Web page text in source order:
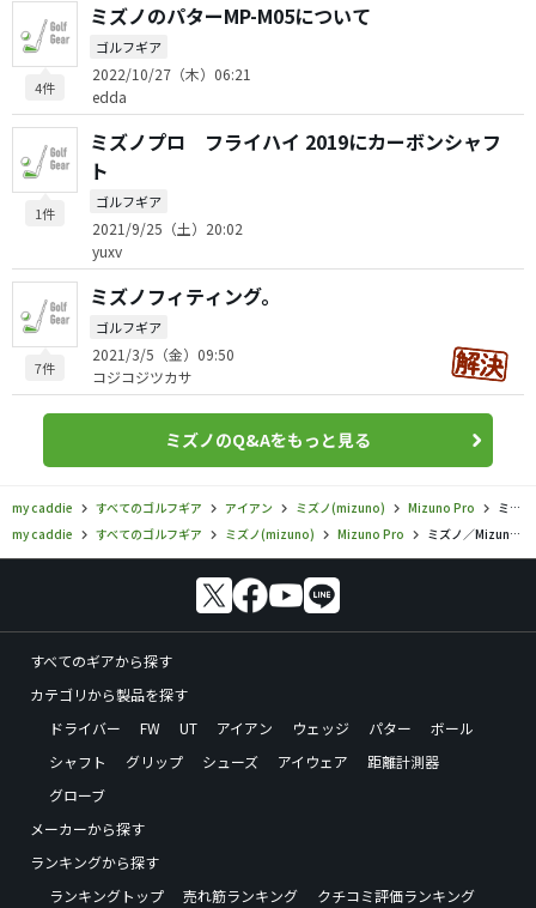
4件
ミズノのパターMP-M05について
ゴルフギア
2022/10/27（木）06:21
edda
1件
ミズノプロ フライハイ 2019にカーボンシャフ
ト
ゴルフギア
2021/9/25（土）20:02
yuxv
7件
ミズノフィティング。
ゴルフギア
2021/3/5（金）09:50
コジコジツカサ
ミズノのQ&Aをもっと見る
my caddie すべてのゴルフギア アイアン ミズノ(mizuno) Mizuno Pro
ミズノ／Mizuno Pro／ミズノ プロ M-15 グレーIP仕上げの口コミ評価
my caddie
すべてのゴルフギア ミズノ(mizuno) Mizuno Pro ミズノ／Mizuno Pro／ミズノ プロ M-15 グレーIP仕上げの口コミ評価
すべてのギアから探す
カテゴリから製品を探す
ドライバー
FW UT アイアン ウェッジ パター
ボール
シャフト
グリップ シューズ アイウェア
距離計測器
グローブ
メーカーから探す
ランキングから探す
ランキングトップ
売れ筋ランキング
クチコミ評価ランキング